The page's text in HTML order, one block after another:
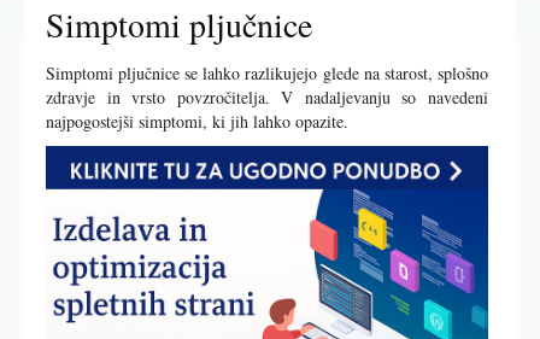
Simptomi pljučnice
Simptomi pljučnice se lahko razlikujejo glede na starost, splošno
zdravje in vrsto povzročitelja. V nadaljevanju so navedeni
najpogostejši simptomi, ki jih lahko opazite.